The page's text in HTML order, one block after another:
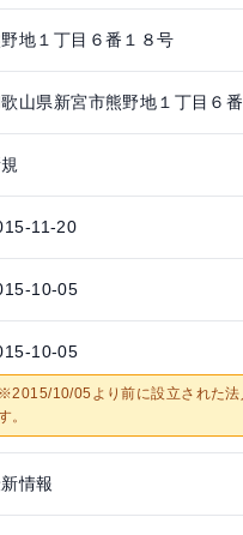
地１丁目６番１８号
山県新宮市熊野地１丁目６
11-20
10-05
10-05
※2015/10/05より前に設立された法
。
情報